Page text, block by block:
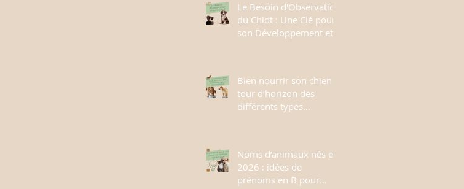
Le Besoin d'Observation
du Chiot : Une Clé pour
son Développement et
Bien nourrir son chien :
tour d’horizon des
différents types
Noms d’animaux nés en
2026 : idées de
prénoms en B pour